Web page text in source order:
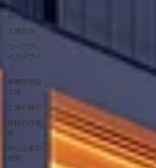
クリニック
設計
工場設計
ワークプレ
イスデザイ
ン
事務所併設
工場
工場の緑化
笹目の作業
場
中小企業の
建築